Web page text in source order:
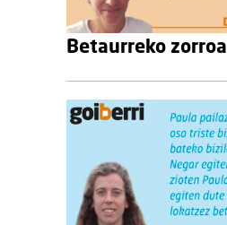
Betaurreko zorroa